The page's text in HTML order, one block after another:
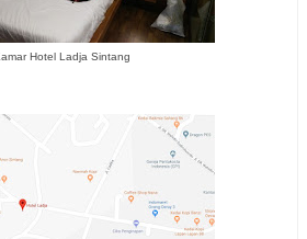
Hotel Ladja Sintang